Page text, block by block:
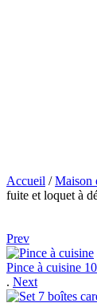
Accueil /Maison
fuite et loquet à
Prev
Pince à cuisine
. Next